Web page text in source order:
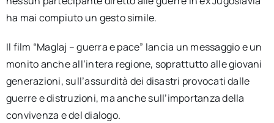
ha mai compiuto un gesto simile.
Il film “Maglaj – guerra e pace” lancia un messaggio e un
monito anche all’intera regione, soprattutto alle giovani
generazioni, sull’assurdità dei disastri provocati dalle
guerre e distruzioni, ma anche sull’importanza della
convivenza e del dialogo.